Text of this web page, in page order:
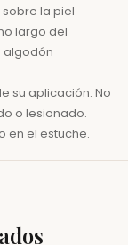
la piel
largo del
algodón
su aplicación. No
o lesionado.
en el estuche.